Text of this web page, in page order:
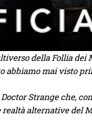
della Follia dei
abbiamo mai visto
Strange che,
realtà alternative del